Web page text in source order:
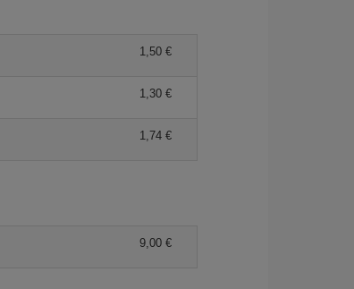
1,50 €
1,30 €
1,74 €
9,00 €